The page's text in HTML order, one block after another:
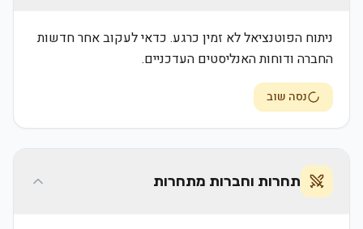
ניתוח הפוטנציאל לא זמין כרגע. כדאי לעקוב אחר חדשות
החברה ודוחות האנליסטים העדכניים.
נסה שוב
תחרות וחברות מתחרות